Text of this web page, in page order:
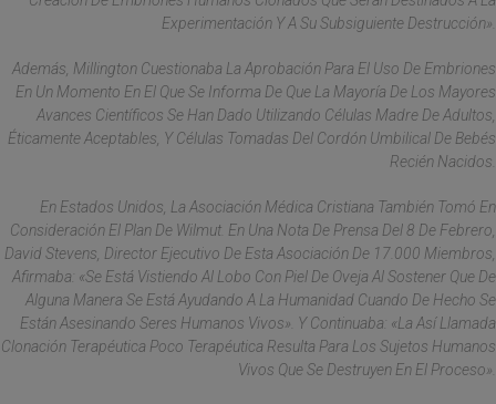
Experimentación Y A Su Subsiguiente Destrucción».
Además, Millington Cuestionaba La Aprobación Para El Uso De Embriones
En Un Momento En El Que Se Informa De Que La Mayoría De Los Mayores
Avances Científicos Se Han Dado Utilizando Células Madre De Adultos,
Éticamente Aceptables, Y Células Tomadas Del Cordón Umbilical De Bebés
Recién Nacidos.
En Estados Unidos, La Asociación Médica Cristiana También Tomó En
Consideración El Plan De Wilmut. En Una Nota De Prensa Del 8 De Febrero,
David Stevens, Director Ejecutivo De Esta Asociación De 17.000 Miembros,
Afirmaba: «Se Está Vistiendo Al Lobo Con Piel De Oveja Al Sostener Que De
Alguna Manera Se Está Ayudando A La Humanidad Cuando De Hecho Se
Están Asesinando Seres Humanos Vivos». Y Continuaba: «La Así Llamada
Clonación Terapéutica Poco Terapéutica Resulta Para Los Sujetos Humanos
Vivos Que Se Destruyen En El Proceso».